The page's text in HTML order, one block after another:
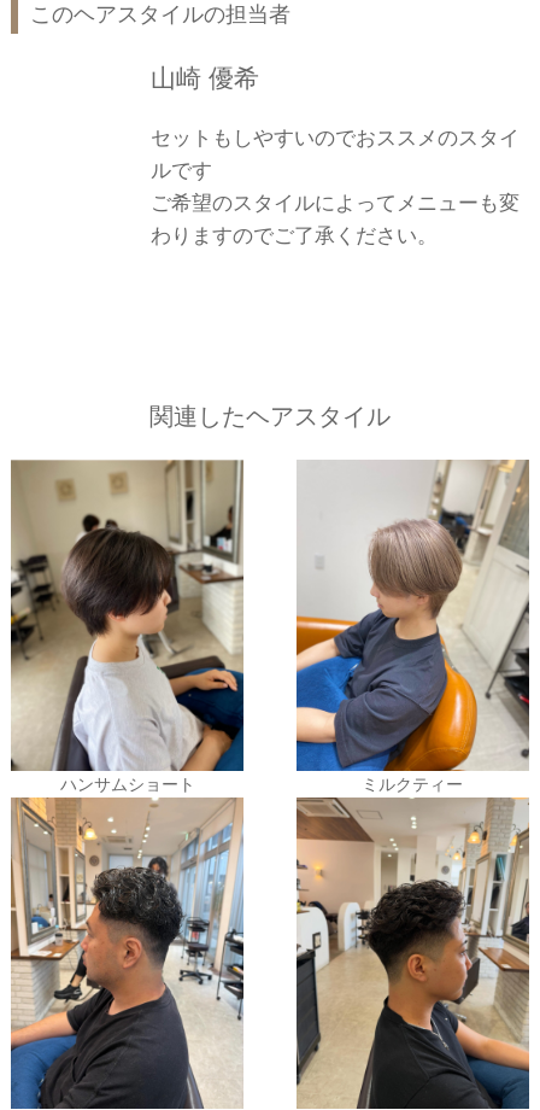
このヘアスタイルの担当者
山崎 優希
セットもしやすいのでおススメのスタイ
ルです
ご希望のスタイルによってメニューも変
わりますのでご了承ください。
関連したヘアスタイル
ハンサムショート ミルクティー